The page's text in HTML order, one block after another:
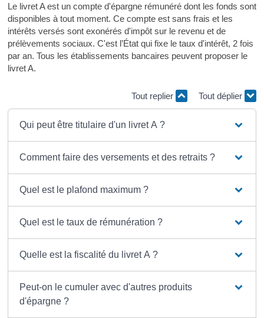
Le livret A est un compte d'épargne rémunéré dont les fonds sont
disponibles à tout moment. Ce compte est sans frais et les
intérêts versés sont exonérés d'impôt sur le revenu et de
prélèvements sociaux. C'est l’État qui fixe le taux d'intérêt, 2 fois
par an. Tous les établissements bancaires peuvent proposer le
livret A.
Tout replier Tout déplier
Qui peut être titulaire d'un livret A ?
Comment faire des versements et des retraits ?
Quel est le plafond maximum ?
Quel est le taux de rémunération ?
Quelle est la fiscalité du livret A ?
Peut-on le cumuler avec d'autres produits
d'épargne ?